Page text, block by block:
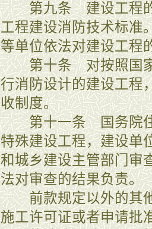
第九条 建设工程的
工程建设消防技术标准
等单位依法对建设工程
第十条 对按照国家
行消防设计的建设工程
收制度。
第十一条 国务院住
特殊建设工程，建设单
和城乡建设主管部门审
法对审查的结果负责。
前款规定以外的其他
施工许可证或者申请批